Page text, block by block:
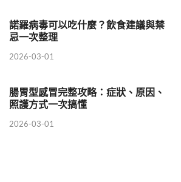
諾羅病毒可以吃什麼？飲食建議與禁
忌一次整理
2026-03-01
腸胃型感冒完整攻略：症狀、原因、
照護方式一次搞懂
2026-03-01